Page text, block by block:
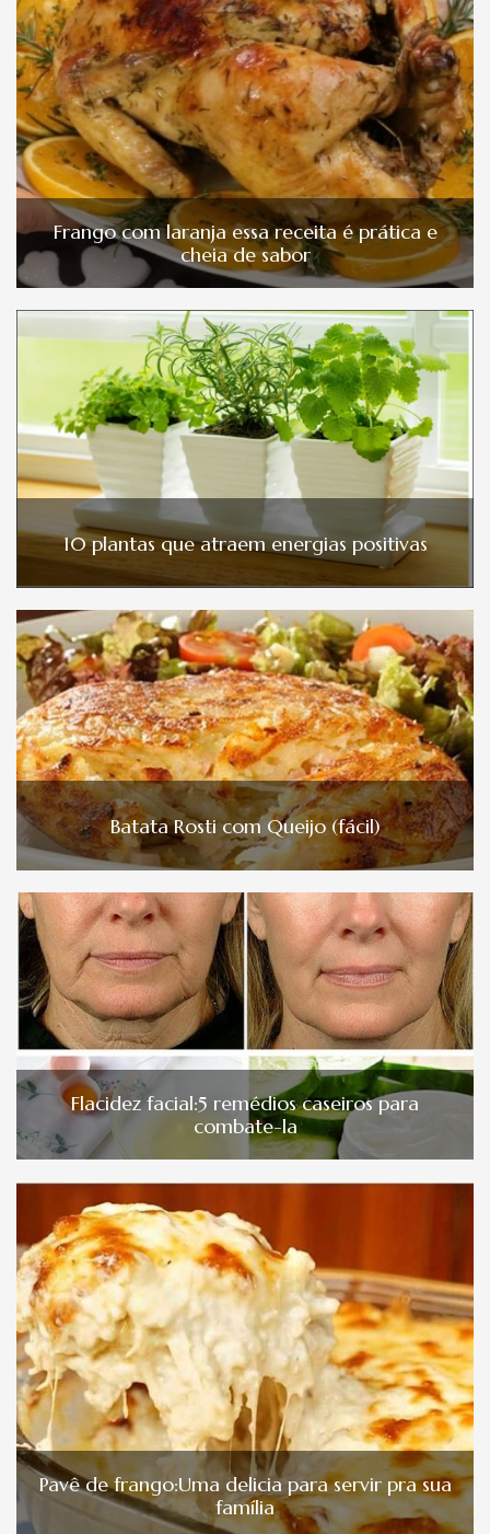
Frango com laranja essa receita é prática e
cheia de sabor
10 plantas que atraem energias positivas
Batata Rosti com Queijo (fácil)
Flacidez facial:5 remédios caseiros para
combate-la
Pavê de frango:Uma delicia para servir pra sua
família